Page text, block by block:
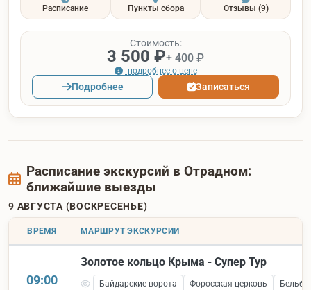
Расписание Пункты сбора Отзывы (9)
Стоимость:
3 500 ₽+ 400 ₽
подробнее о цене
Подробнее Записаться
Расписание экскурсий в Отрадном:
ближайшие выезды
9 АВГУСТА (ВОСКРЕСЕНЬЕ)
ВРЕМЯ МАРШРУТ ЭКСКУРСИИ
09:00
Золотое кольцо Крыма - Супер Тур
Байдарские ворота Форосская церковь